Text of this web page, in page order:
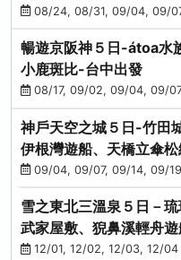
08/24, 08/31, 09/04, 09/
暢遊京阪神５日-átoa水
小鹿斑比-台中出發
08/17, 09/02, 09/04, 09/
神戶天空之城５日-竹田
伊根灣遊船、天橋立傘
龍蝦-台中出發
09/04, 09/07, 09/14, 09/
雪之東北三溫泉５日－
武家屋敷、猊鼻溪輕舟
燒、烤牡蠣、握壽司體驗
12/01, 12/02, 12/03, 12/04